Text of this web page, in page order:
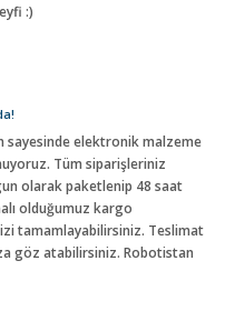
:)
sayesinde elektronik malzeme
Tüm siparişleriniz
olarak paketlenip 48 saat
olduğumuz kargo
tamamlayabilirsiniz. Teslimat
göz atabilirsiniz. Robotistan